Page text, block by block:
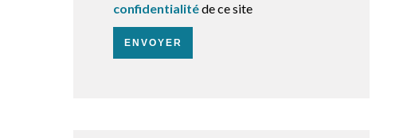
confidentialitéde ce site
ENVOYER